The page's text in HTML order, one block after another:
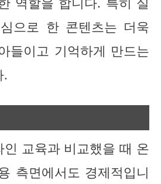
으로 한 콘텐츠는 더욱
들이고 기억하게 만드는
.
교육과 비교했을 때 온
측면에서도 경제적입니